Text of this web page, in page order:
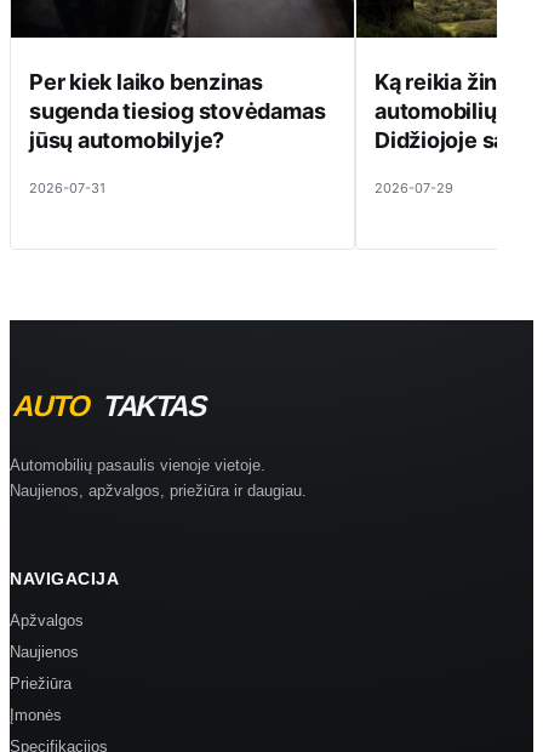
Per kiek laiko benzinas
sugenda tiesiog stovėdamas
jūsų automobilyje?
2026-07-31
Ką reikia žinoti
automobilių
Didžiojoje
2026-07-29
Automobilių pasaulis vienoje vietoje.
Naujienos, apžvalgos, priežiūra ir daugiau.
NAVIGACIJA
Apžvalgos
Naujienos
Priežiūra
Įmonės
Specifikacijos